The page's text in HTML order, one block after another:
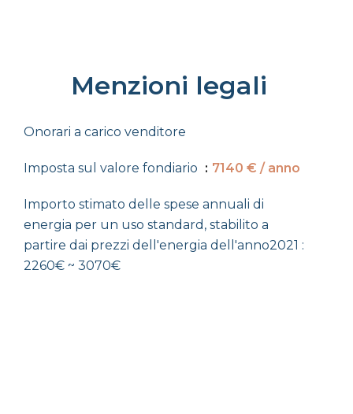
Menzioni legali
Onorari a carico venditore
Imposta sul valore fondiario 7140 € / anno
Importo stimato delle spese annuali di
energia per un uso standard, stabilito a
partire dai prezzi dell'energia dell'anno2021 :
2260€ ~ 3070€